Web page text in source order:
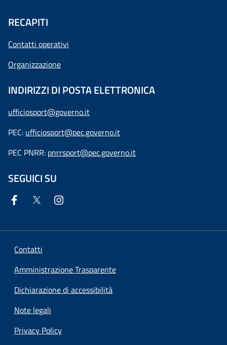
RECAPITI
Contatti operativi
Organizzazione
INDIRIZZI DI POSTA ELETTRONICA
ufficiosport@governo.it
PEC: ufficiosport@pec.governo.it
PEC PNRR: pnrrsport@pec.governo.it
SEGUICI SU
Contatti
Amministrazione Trasparente
Dichiarazione di accessibilità
Note legali
Privacy Policy